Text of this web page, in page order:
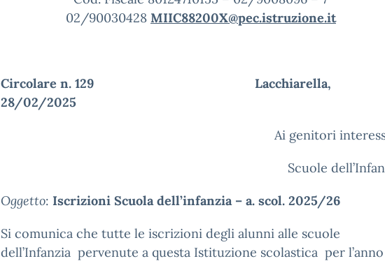
02/90030428 MIIC88200X@pec.istruzione.it
Circolare n. 129 Lacchiarella,
28/02/2025
Ai genitori
Scuole
Oggetto: Iscrizioni Scuola dell’infanzia – a. scol. 2025/26
Si comunica che tutte le iscrizioni degli alunni alle scuole
dell’Infanzia pervenute a questa Istituzione scolastica per l’anno